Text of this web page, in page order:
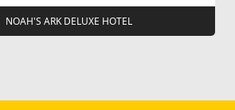
NOAH'S ARK DELUXE HOTEL